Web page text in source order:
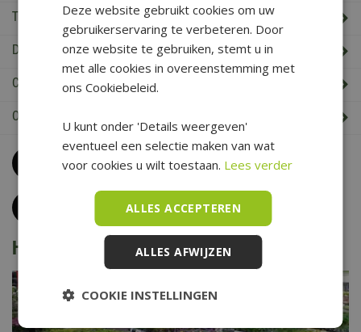
Tuincentrum De Boet
De Boet klantenkaart
Cadeaukaart saldo check
Openingstijden & Contact
Bel0226 352 197
(maandag t/m zaterdag van 09.00 t/m 17.00 uur)
Klantenservice
Het is voorjaar bij De Boet
Deze website gebruikt cookies om uw
gebruikerservaring te verbeteren. Door
onze website te gebruiken, stemt u in
met alle cookies in overeenstemming met
ons Cookiebeleid.
U kunt onder 'Details weergeven'
eventueel een selectie maken van wat
voor cookies u wilt toestaan. Lees verder
ALLES ACCEPTEREN
ALLES AFWIJZEN
COOKIE INSTELLINGEN